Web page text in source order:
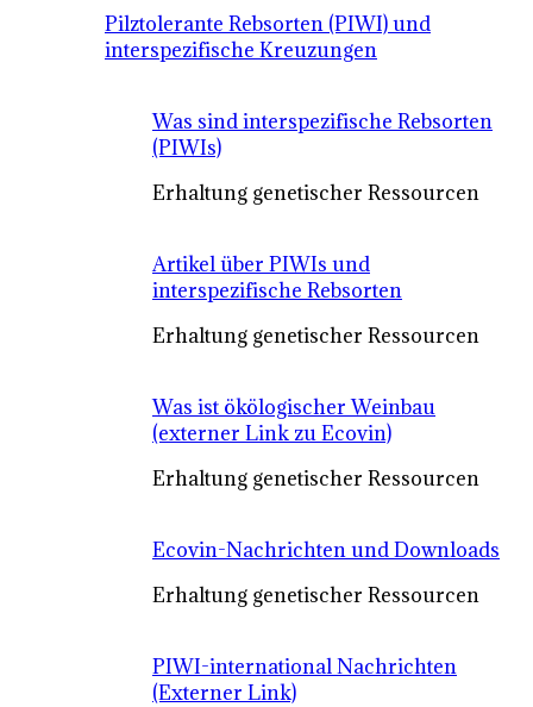
Pilztolerante Rebsorten (PIWI) und
interspezifische Kreuzungen
Was sind interspezifische Rebsorten
(PIWIs)
Erhaltung genetischer Ressourcen
Artikel über PIWIs und
interspezifische Rebsorten
Erhaltung genetischer Ressourcen
Was ist ökölogischer Weinbau
(externer Link zu Ecovin)
Erhaltung genetischer Ressourcen
Ecovin-Nachrichten und Downloads
Erhaltung genetischer Ressourcen
PIWI-international Nachrichten
(Externer Link)